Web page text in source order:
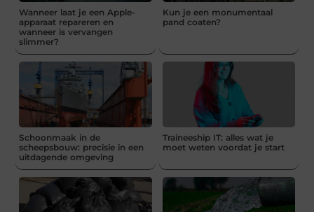
Wanneer laat je een Apple-
apparaat repareren en
wanneer is vervangen
slimmer?
Kun je een monumentaal
pand coaten?
Schoonmaak in de
scheepsbouw: precisie in een
uitdagende omgeving
Traineeship IT: alles wat je
moet weten voordat je start